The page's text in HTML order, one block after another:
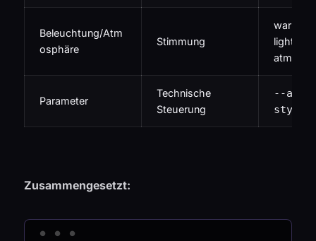
Beleuchtung/Atm
osphäre
Stimmung
warm
light,
Parameter
Technische
Steuerung
--ar
Zusammengesetzt: